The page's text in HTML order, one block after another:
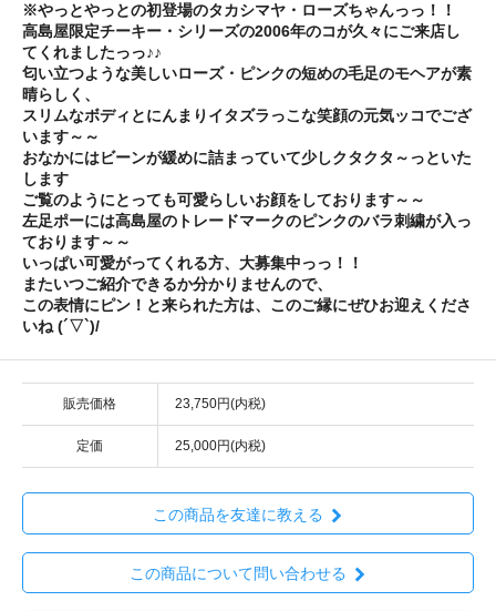
※やっとやっとの初登場のタカシマヤ・ローズちゃんっっ！！
高島屋限定チーキー・シリーズの2006年のコが久々にご来店し
てくれましたっっ♪♪
匂い立つような美しいローズ・ピンクの短めの毛足のモヘアが素
晴らしく、
スリムなボディとにんまりイタズラっこな笑顔の元気ッコでござ
います～～
おなかにはビーンが緩めに詰まっていて少しクタクタ～っといた
します
ご覧のようにとっても可愛らしいお顔をしております～～
左足ポーには高島屋のトレードマークのピンクのバラ刺繍が入っ
ております～～
いっぱい可愛がってくれる方、大募集中っっ！！
またいつご紹介できるか分かりませんので、
この表情にピン！と来られた方は、このご縁にぜひお迎えくださ
いね (´▽`)/
販売価格 23,750円(内税)
定価 25,000円(内税)
この商品を友達に教える
この商品について問い合わせる